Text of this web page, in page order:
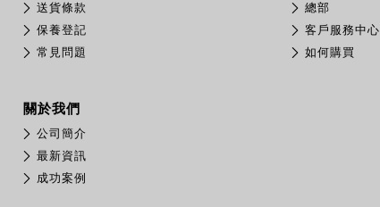
送貨條款
保養登記
常見問題
關於我們
公司簡介
最新資訊
成功案例
總部
客戶服務中心
如何購買